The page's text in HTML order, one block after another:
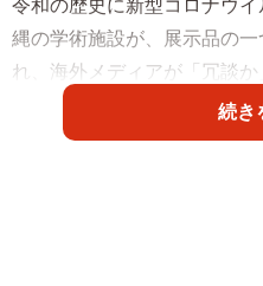
令和の歴史に新型コロナウ
縄の学術施設が、展示品の
れ、海外メディアが「冗談
びました。後世の人たちは
でしょうか。展示の意図に
続き